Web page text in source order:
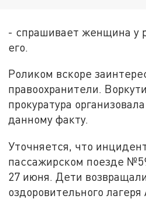
- спрашивает женщина у
его.
Роликом вскоре
правоохранители.
прокуратура
данному факту.
Уточняется, что
пассажирском поезде
27 июня. Дети
оздоровительного